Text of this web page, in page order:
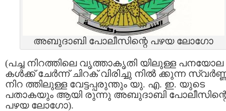
അബുദാബി പോലീസിന്റെ പഴയ ലോഗോ
(പച്ച നിറത്തിലെ വൃത്താകൃതി യിലുള്ള പനയോല
കള്‍ക്ക് ചേര്‍ന്ന് ചിറക് വിരിച്ചു നിൽ ക്കുന്ന
നിറ ത്തിലുള്ള വേട്ടപ്പരുന്തും യു. എ. ഇ. യുടെ
പതാകയും ആയി രുന്നു അബുദാബി
പഴയ ലോഗോ).